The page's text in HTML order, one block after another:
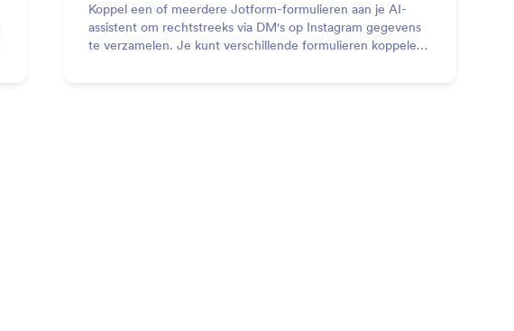
Koppel een of meerdere Jotform-formulieren aan je AI-
assistent om rechtstreeks via DM's op Instagram gegevens
te verzamelen. Je kunt verschillende formulieren koppelen